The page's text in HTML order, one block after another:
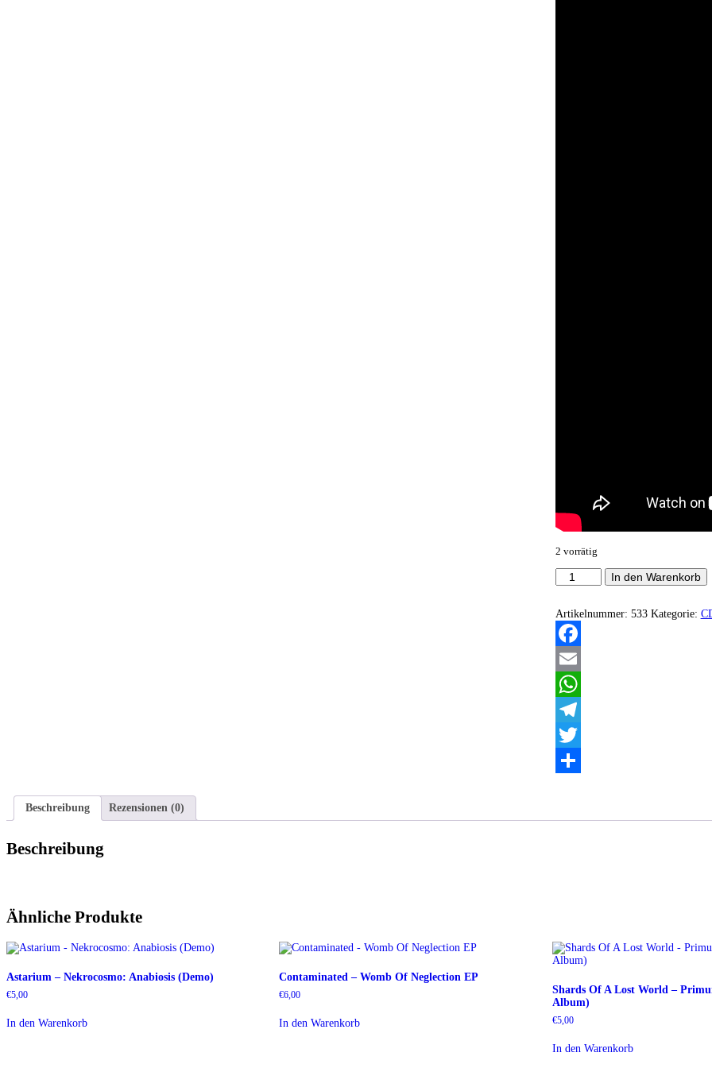
2 vorrätig
Schwarzach
-
Seelen
Menge
In den Warenkorb
Artikelnummer: 533 Kategorie:
Facebook
Email
WhatsApp
Telegram
Twitter
Beschreibung
Rezensionen (0)
Beschreibung
Ähnliche Produkte
Astarium – Nekrocosmo: Anabiosis (Demo)
€5,00
In den Warenkorb
Contaminated – Womb Of Neglection EP
€6,00
In den Warenkorb
Shards Of A Lost World –
Album)
€5,00
In den Warenkorb